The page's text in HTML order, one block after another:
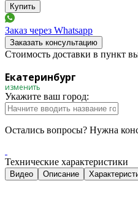
Заказ через Whatsapp
Заказать консультацию
Стоимость доставки в пункт
Екатеринбург
изменить
Укажите ваш город:
Остались вопросы? Нужна
Технические характеристики
Видео Описание